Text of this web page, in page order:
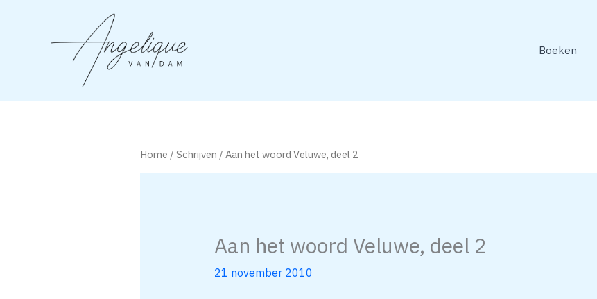
Boeken
Home / Schrijven / Aan het woord Veluwe, deel 2
Aan het woord Veluwe, deel 2
21 november 2010